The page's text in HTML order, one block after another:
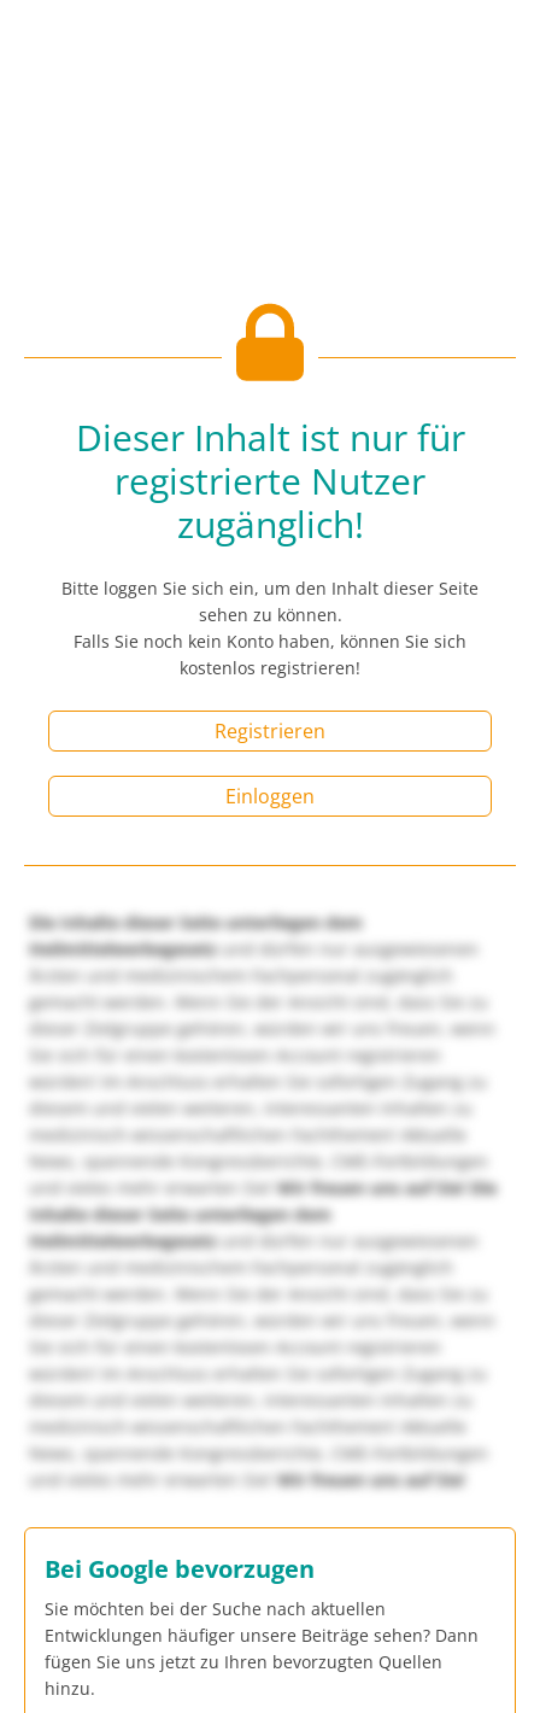
Dieser Inhalt ist nur für
registrierte Nutzer
zugänglich!
Bitte loggen Sie sich ein, um den Inhalt dieser Seite
sehen zu können.
Falls Sie noch kein Konto haben, können Sie sich
kostenlos registrieren!
Registrieren
Einloggen
Die Inhalte dieser Seite unterliegen dem
Heilmittelwerbegesetzund dürfen nur ausgewiesenen
Ärzten und medizinischem Fachpersonal zugänglich
gemacht werden. Wenn Sie der Ansicht sind, dass Sie zu
dieser Zielgruppe gehören, würden wir uns freuen, wenn
Sie sich für einen kostenlosen Account registrieren
würden! Im Anschluss erhalten Sie sofortigen Zugang zu
diesem und vielen weiteren, interessanten Inhalten zu
medizinisch-wissenschaftlichen Fachthemen! Aktuelle
News, spannende Kongressberichte, CME-Fortbildungen
und vieles mehr erwarten Sie!Wir freuen uns auf Sie! Die
Inhalte dieser Seite unterliegen dem
Heilmittelwerbegesetzund dürfen nur ausgewiesenen
Ärzten und medizinischem Fachpersonal zugänglich
gemacht werden. Wenn Sie der Ansicht sind, dass Sie zu
dieser Zielgruppe gehören, würden wir uns freuen, wenn
Sie sich für einen kostenlosen Account registrieren
würden! Im Anschluss erhalten Sie sofortigen Zugang zu
diesem und vielen weiteren, interessanten Inhalten zu
medizinisch-wissenschaftlichen Fachthemen! Aktuelle
News, spannende Kongressberichte, CME-Fortbildungen
und vieles mehr erwarten Sie!Wir freuen uns auf Sie!
Bei Google bevorzugen
Sie möchten bei der Suche nach aktuellen
Entwicklungen häufiger unsere Beiträge sehen? Dann
fügen Sie uns jetzt zu Ihren bevorzugten Quellen
hinzu.